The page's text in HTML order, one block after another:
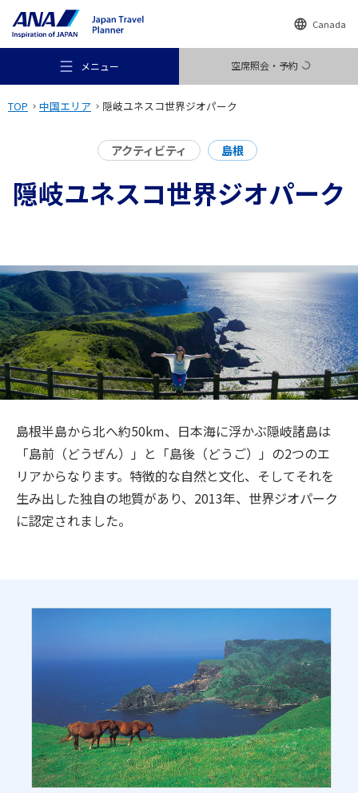
Canada
メニュー 空席照会・予約
おすすめの旅
行き先
旅のお役立ち情報
閉じる
TOP 中国エリア 隠岐ユネスコ世界ジオパーク
アクティビティ 島根
隠岐ユネスコ世界ジオパーク
島根半島から北へ約50km、日本海に浮かぶ隠岐諸島は
「島前（どうぜん）」と「島後（どうご）」の2つのエ
リアからなります。特徴的な自然と文化、そしてそれを
生み出した独自の地質があり、2013年、世界ジオパーク
に認定されました。